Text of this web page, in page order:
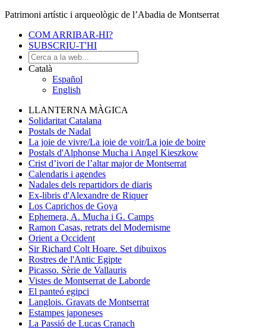
Patrimoni artístic i arqueològic de l’Abadia de Montserrat
COM ARRIBAR-HI?
SUBSCRIU-T'HI
Català
Español
English
LLANTERNA MÀGICA
Solidaritat Catalana
Postals de Nadal
La joie de vivre/La joie de voir/La joie de boire
Postals d'Alphonse Mucha i Angel Kieszkow
Crist d’ivori de l’altar major de Montserrat
Calendaris i agendes
Nadales dels repartidors de diaris
Ex-libris d'Alexandre de Riquer
Los Caprichos de Goya
Ephemera, A. Mucha i G. Camps
Ramon Casas, retrats del Modernisme
Orient a Occident
Sir Richard Colt Hoare. Set dibuixos
Rostres de l'Antic Egipte
Picasso. Sèrie de Vallauris
Vistes de Montserrat de Laborde
El panteó egipci
Langlois. Gravats de Montserrat
Estampes japoneses
La Passió de Lucas Cranach